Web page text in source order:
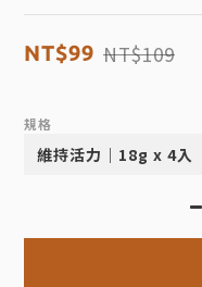
NT$99 NT$109
規格